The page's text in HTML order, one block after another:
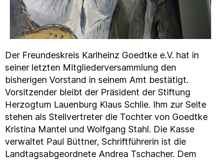
Der Freundeskreis Karlheinz Goedtke e.V. hat in
seiner letzten Mitgliederversammlung den
bisherigen Vorstand in seinem Amt bestätigt.
Vorsitzender bleibt der Präsident der Stiftung
Herzogtum Lauenburg Klaus Schlie. Ihm zur Seite
stehen als Stellvertreter die Tochter von Goedtke
Kristina Mantel und Wolfgang Stahl. Die Kasse
verwaltet Paul Büttner, Schriftführerin ist die
Landtagsabgeordnete Andrea Tschacher. Dem